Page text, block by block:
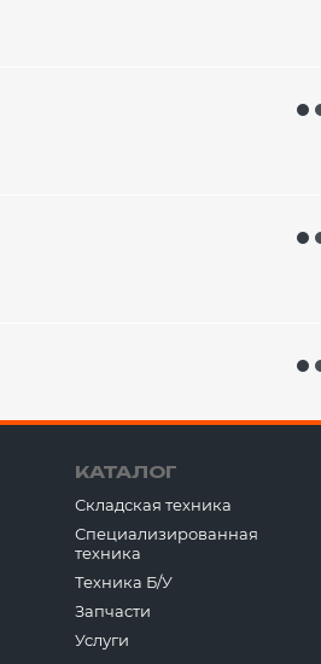
КАТАЛОГ
Складская техника
Специализированная
техника
Техника Б/У
Запчасти
Услуги